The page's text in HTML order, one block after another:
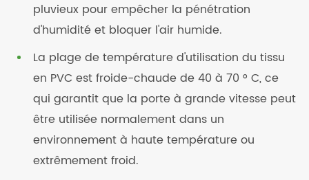
pluvieux pour empêcher la pénétration
d'humidité et bloquer l'air humide.
La plage de température d'utilisation du tissu
en PVC est froide-chaude de 40 à 70 ° C, ce
qui garantit que la porte à grande vitesse peut
être utilisée normalement dans un
environnement à haute température ou
extrêmement froid.